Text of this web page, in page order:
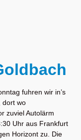
fuhren wir in’s
dort wo
zuviel Autolärm
Uhr aus Frankfurt
Horizont zu. Die